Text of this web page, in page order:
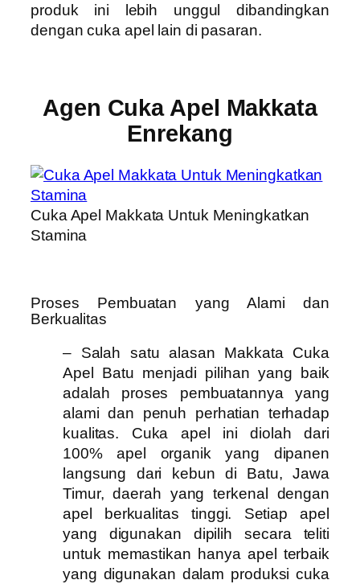
produk ini lebih unggul dibandingkan
dengan cuka apel lain di pasaran.
Agen Cuka Apel Makkata
Enrekang
Cuka Apel Makkata Untuk Meningkatkan
Stamina
Proses Pembuatan yang Alami dan
Berkualitas
– Salah satu alasan Makkata Cuka
Apel Batu menjadi pilihan yang baik
adalah proses pembuatannya yang
alami dan penuh perhatian terhadap
kualitas. Cuka apel ini diolah dari
100% apel organik yang dipanen
langsung dari kebun di Batu, Jawa
Timur, daerah yang terkenal dengan
apel berkualitas tinggi. Setiap apel
yang digunakan dipilih secara teliti
untuk memastikan hanya apel terbaik
yang digunakan dalam produksi cuka